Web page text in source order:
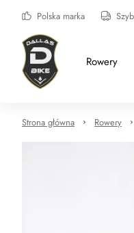
Polska marka
Rowery
Strona główna Rowery